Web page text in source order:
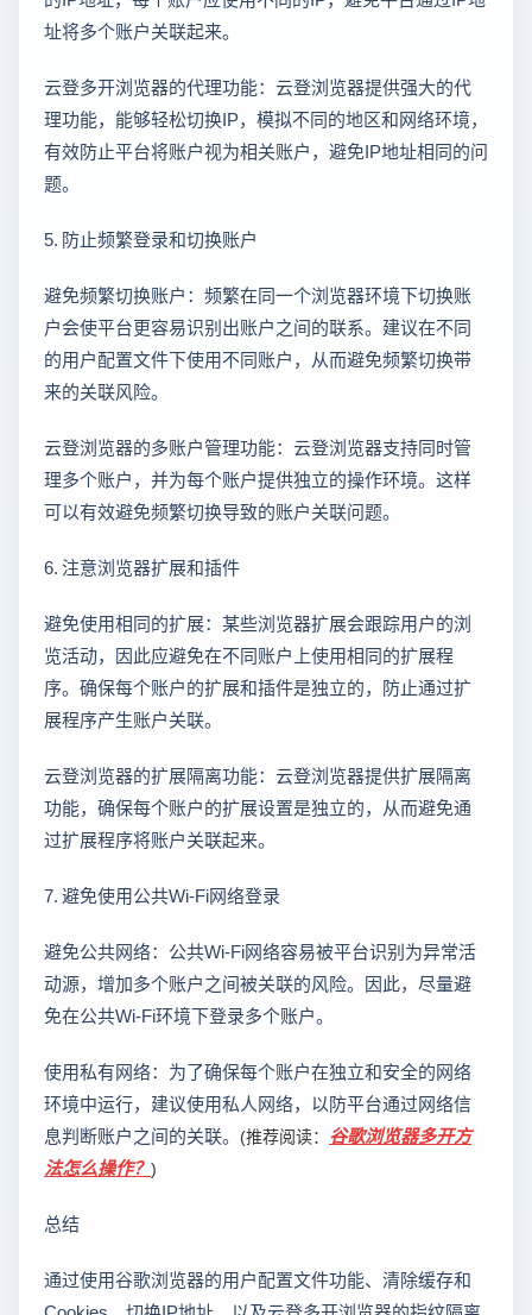
址将多个账户关联起来。
云登多开浏览器的代理功能：云登浏览器提供强大的代
理功能，能够轻松切换IP，模拟不同的地区和网络环境，
有效防止平台将账户视为相关账户，避免IP地址相同的问
题。
5. 防止频繁登录和切换账户
避免频繁切换账户：频繁在同一个浏览器环境下切换账
户会使平台更容易识别出账户之间的联系。建议在不同
的用户配置文件下使用不同账户，从而避免频繁切换带
来的关联风险。
云登浏览器的多账户管理功能：云登浏览器支持同时管
理多个账户，并为每个账户提供独立的操作环境。这样
可以有效避免频繁切换导致的账户关联问题。
6. 注意浏览器扩展和插件
避免使用相同的扩展：某些浏览器扩展会跟踪用户的浏
览活动，因此应避免在不同账户上使用相同的扩展程
序。确保每个账户的扩展和插件是独立的，防止通过扩
展程序产生账户关联。
云登浏览器的扩展隔离功能：云登浏览器提供扩展隔离
功能，确保每个账户的扩展设置是独立的，从而避免通
过扩展程序将账户关联起来。
7. 避免使用公共Wi-Fi网络登录
避免公共网络：公共Wi-Fi网络容易被平台识别为异常活
动源，增加多个账户之间被关联的风险。因此，尽量避
免在公共Wi-Fi环境下登录多个账户。
使用私有网络：为了确保每个账户在独立和安全的网络
环境中运行，建议使用私人网络，以防平台通过网络信
息判断账户之间的关联。 (推荐阅读： 谷歌浏览器多开方
法怎么操作？ )
总结
通过使用谷歌浏览器的用户配置文件功能、清除缓存和